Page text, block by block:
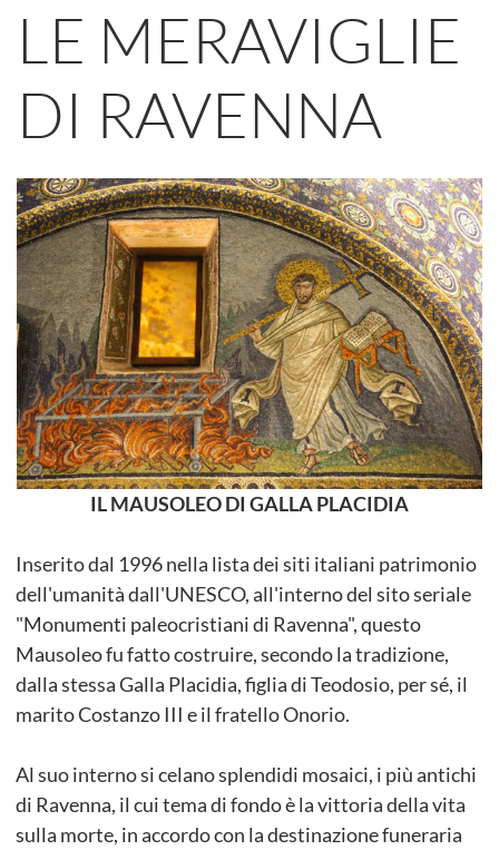
LE MERAVIGLIE
DI RAVENNA
IL MAUSOLEO DI GALLA PLACIDIA
Inserito dal 1996 nella lista dei siti italiani patrimonio
dell'umanità dall'UNESCO, all'interno del sito seriale
"Monumenti paleocristiani di Ravenna", questo
Mausoleo fu fatto costruire, secondo la tradizione,
dalla stessa Galla Placidia, figlia di Teodosio, per sé, il
marito Costanzo III e il fratello Onorio.
Al suo interno si celano splendidi mosaici, i più antichi
di Ravenna, il cui tema di fondo è la vittoria della vita
sulla morte, in accordo con la destinazione funeraria